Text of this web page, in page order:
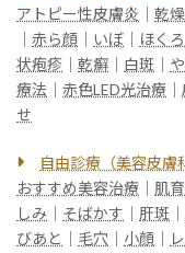
アトピー性皮膚炎
乾
赤ら顔 いぼ ほくろ
状疱疹
乾癬 白斑
療法
赤色LED光治療
せ
自由診療（美容皮膚
おすすめ美容治療
肌
しみ
そばかす 肝斑
びあと
毛穴 小顔